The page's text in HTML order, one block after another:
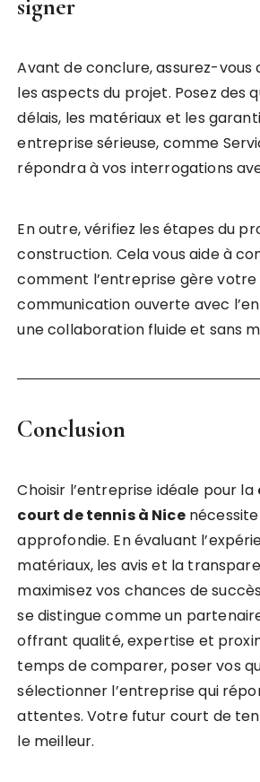
signer
Avant de conclure, assurez-vous
les aspects du projet. Posez des
délais, les matériaux et les
entreprise sérieuse, comme
répondra à vos interrogations
En outre, vérifiez les étapes du
construction. Cela vous aide à
comment l’entreprise gère votre
communication ouverte avec
une collaboration fluide et sans
Conclusion
Choisir l’entreprise idéale pour la
court de tennis à Nicenécessite
approfondie. En évaluant
matériaux, les avis et la
maximisez vos chances de
se distingue comme un
offrant qualité, expertise et
temps de comparer, poser vos
sélectionner l’entreprise qui
attentes. Votre futur court de
le meilleur.